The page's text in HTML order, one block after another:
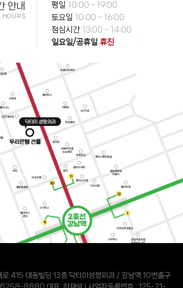
안내
HOURS
평일 10:00 ~ 19:00
토요일 10:00 ~ 16:00
점심시간 13:00 ~ 14:00
일요일/공휴일 휴진
로 415 대동빌딩 13층 닥터미성형외과 / 강남역 10번출구
6258-8880 대표: 하재성 l 사업자등록번호 : 125-21-